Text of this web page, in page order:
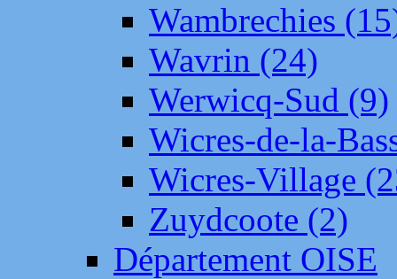
Wambrechies
Wavrin (24)
Werwicq-Sud (9)
Wicres-de-la-
Wicres-Village
Zuydcoote (2)
Département OISE